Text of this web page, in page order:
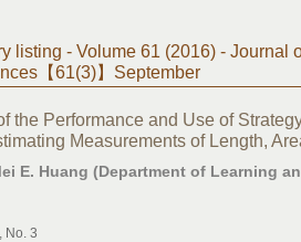
listing - Volume 61 (2016) - Journal
【61(3)】September
the Performance and Use of
Measurements of Length,
E. Huang (Department of Learning
No. 3